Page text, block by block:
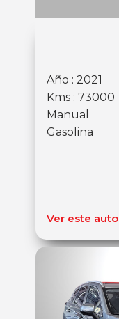
Año : 2021
Kms : 73000
Manual
Gasolina
Ver este auto